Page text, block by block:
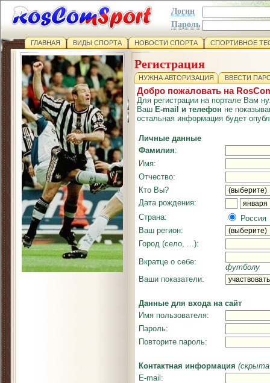
Логин
Пароль
ГЛАВНАЯ ВИДЫ СПОРТА НОВОСТИ СПОРТА СПОРТИВНОЕ
Регистрация
НУЖНА АВТОРИЗАЦИЯ ВВЕСТИ
Добро пожаловать на
Для регистрации на портале Вам
Ваш E-mail и телефон не
остальная информация будет
Личные данные
Фамилия:
Имя:
Отчество:
Кто Вы?
Дата рождения:
Страна:
Россия
Ваш регион:
Город (село, ...):
Вкратце о себе:
футболу
Ваши показатели:
Данные для входа на сайт
Имя пользователя:
Пароль:
Повторите пароль:
Контактная информация (скрыта
E-mail: